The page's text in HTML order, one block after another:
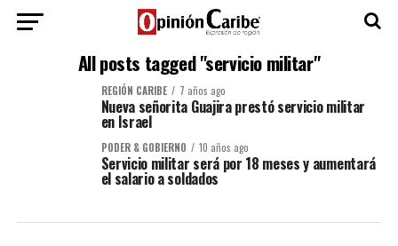
All posts tagged "servicio militar"
REGIÓN CARIBE 7 años ago
Nueva señorita Guajira prestó servicio militar
en Israel
PODER & GOBIERNO 10 años ago
Servicio militar será por 18 meses y aumentará
el salario a soldados